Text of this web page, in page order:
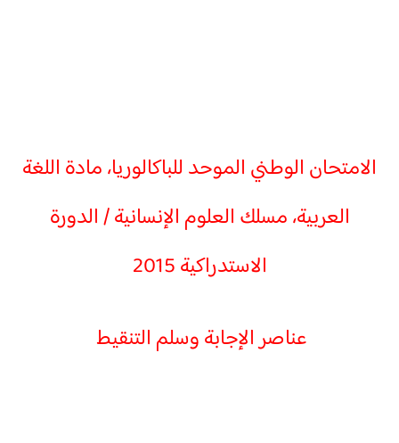
الامتحان الوطني الموحد للباكالوريا، مادة اللغة
العربية، مسلك العلوم الإنسانية / الدورة
الاستدراكية 2015
عناصر الإجابة وسلم التنقيط